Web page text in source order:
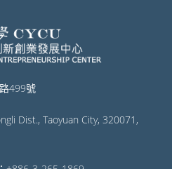
499號
Dist., Taoyuan City, 320071,